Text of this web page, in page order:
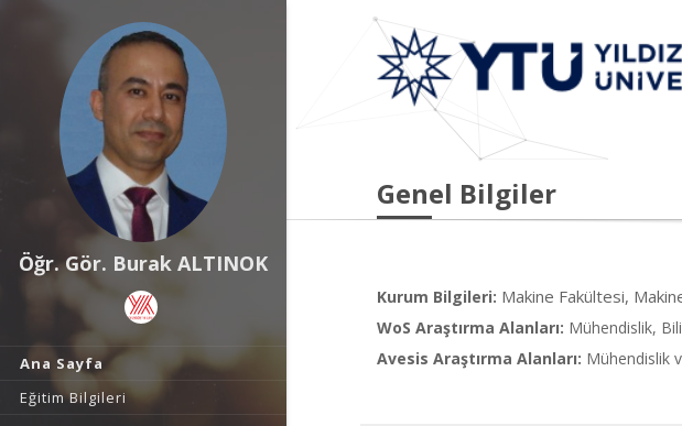
Öğr. Gör. Burak ALTINOK
Ana Sayfa
Eğitim Bilgileri
Genel Bilgiler
Kurum Bilgileri: Makine Fakültesi,
WoS Araştırma Alanları: Mühendislik,
Avesis Araştırma Alanları: Mühendislik